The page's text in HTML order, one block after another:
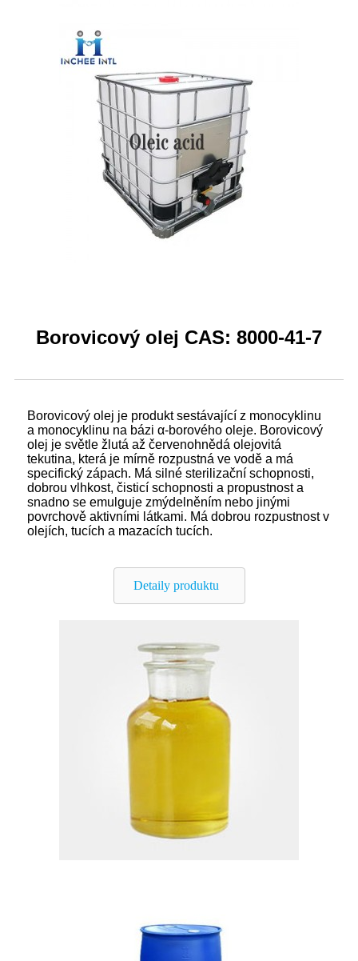
Borovicový olej CAS: 8000-41-7
Borovicový olej je produkt sestávající z monocyklinu
a monocyklinu na bázi α-borového oleje. Borovicový
olej je světle žlutá až červenohnědá olejovitá
tekutina, která je mírně rozpustná ve vodě a má
specifický zápach. Má silné sterilizační schopnosti,
dobrou vlhkost, čisticí schopnosti a propustnost a
snadno se emulguje zmýdelněním nebo jinými
povrchově aktivními látkami. Má dobrou rozpustnost v
olejích, tucích a mazacích tucích.
Detaily produktu